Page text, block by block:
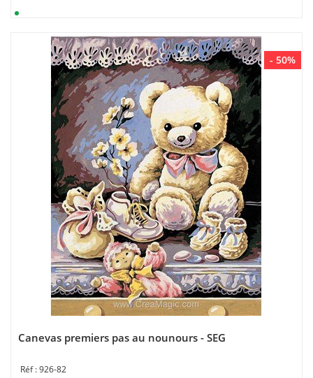
- 50%
Canevas premiers pas au nounours - SEG
926-82